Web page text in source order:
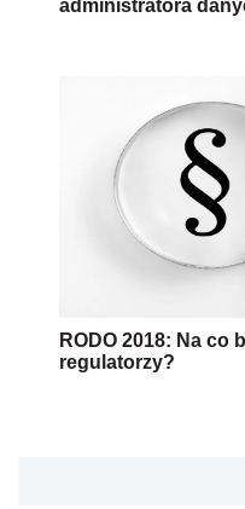
administratora
RODO 2018: Na co
regulatorzy?